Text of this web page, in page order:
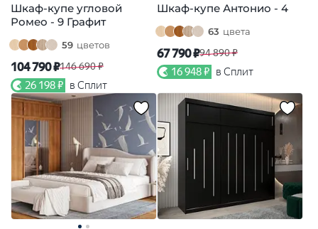
Шкаф-купе угловой
Ромео - 9 Графит
59 цветов
104 790 ₽146 690 ₽
26 198 ₽ в Сплит
Шкаф-купе Антонио - 4
63 цвета
67 790 ₽94 890 ₽
16 948 ₽ в Сплит